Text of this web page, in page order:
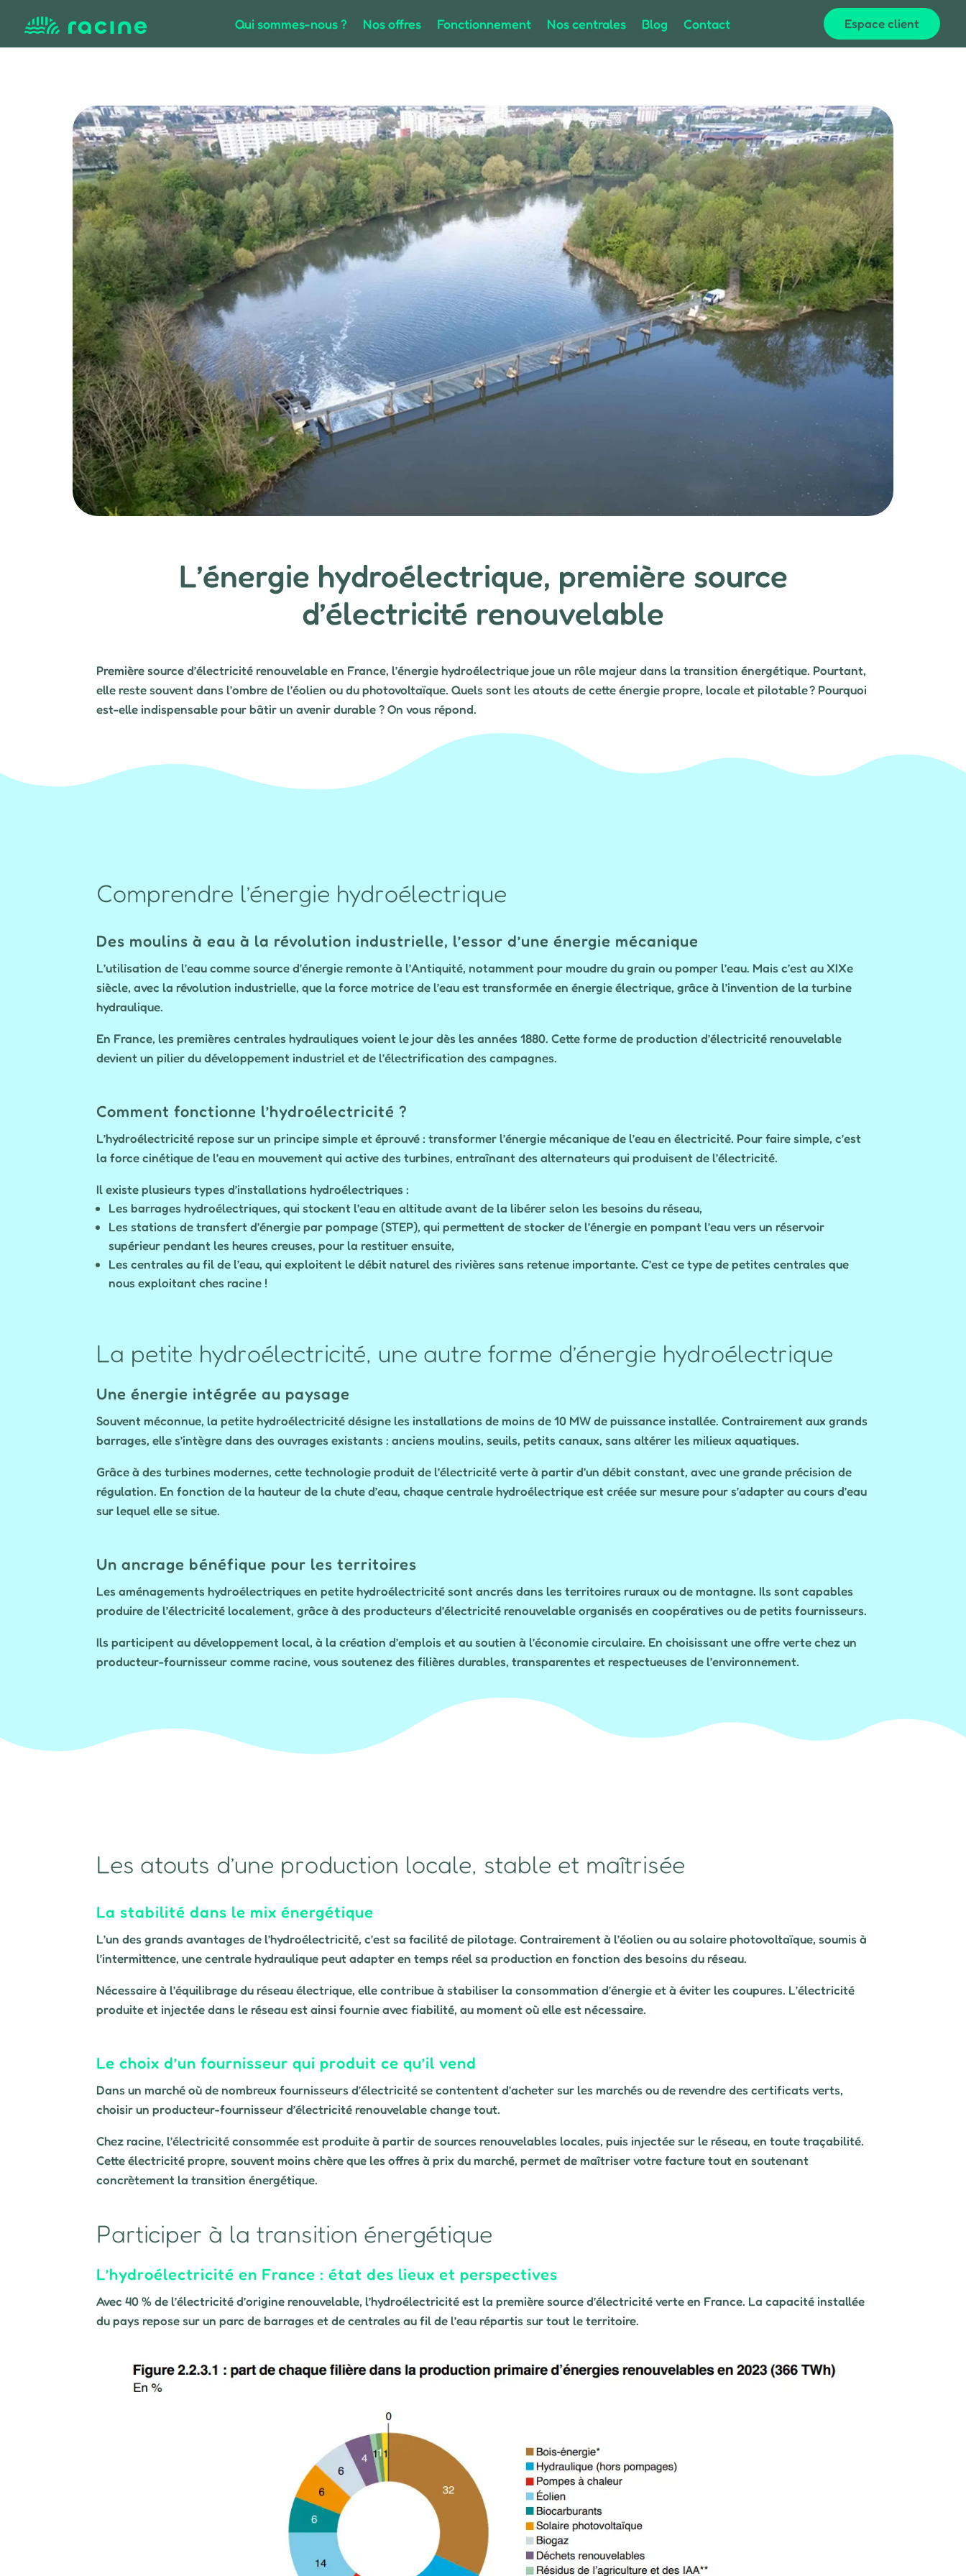
Qui sommes-nous ? Nos offres Fonctionnement Nos centrales Blog Contact Espace client
L’énergie hydroélectrique, première source
d’électricité renouvelable
Première source d’électricité renouvelable en France, l’énergie hydroélectrique joue un rôle majeur dans la transition énergétique. Pourtant,
elle reste souvent dans l’ombre de l’éolien ou du photovoltaïque. Quels sont les atouts de cette énergie propre, locale et pilotable ? Pourquoi
est-elle indispensable pour bâtir un avenir durable ? On vous répond.
Comprendre l’énergie hydroélectrique
Des moulins à eau à la révolution industrielle, l’essor d’une énergie mécanique
L’utilisation de l’eau comme source d’énergie remonte à l’Antiquité, notamment pour moudre du grain ou pomper l’eau. Mais c’est au XIXe
siècle, avec la révolution industrielle, que la force motrice de l’eau est transformée en énergie électrique, grâce à l’invention de la turbine
hydraulique.
En France, les premières centrales hydrauliques voient le jour dès les années 1880. Cette forme de production d’électricité renouvelable
devient un pilier du développement industriel et de l’électrification des campagnes.
Comment fonctionne l’hydroélectricité ?
L’hydroélectricité repose sur un principe simple et éprouvé : transformer l’énergie mécanique de l’eau en électricité. Pour faire simple, c’est
la force cinétique de l’eau en mouvement qui active des turbines, entraînant des alternateurs qui produisent de l’électricité.
Il existe plusieurs types d’installations hydroélectriques :
Les barrages hydroélectriques, qui stockent l’eau en altitude avant de la libérer selon les besoins du réseau,
Les stations de transfert d’énergie par pompage (STEP), qui permettent de stocker de l’énergie en pompant l’eau vers un réservoir
supérieur pendant les heures creuses, pour la restituer ensuite,
Les centrales au fil de l’eau, qui exploitent le débit naturel des rivières sans retenue importante. C’est ce type de petites centrales que
nous exploitant ches racine !
La petite hydroélectricité, une autre forme d’énergie hydroélectrique
Une énergie intégrée au paysage
Souvent méconnue, la petite hydroélectricité désigne les installations de moins de 10 MW de puissance installée. Contrairement aux grands
barrages, elle s’intègre dans des ouvrages existants : anciens moulins, seuils, petits canaux, sans altérer les milieux aquatiques.
Grâce à des turbines modernes, cette technologie produit de l’électricité verte à partir d’un débit constant, avec une grande précision de
régulation. En fonction de la hauteur de la chute d’eau, chaque centrale hydroélectrique est créée sur mesure pour s’adapter au cours d’eau
sur lequel elle se situe.
Un ancrage bénéfique pour les territoires
Les aménagements hydroélectriques en petite hydroélectricité sont ancrés dans les territoires ruraux ou de montagne. Ils sont capables
produire de l’électricité localement, grâce à des producteurs d’électricité renouvelable organisés en coopératives ou de petits fournisseurs.
Ils participent au développement local, à la création d’emplois et au soutien à l’économie circulaire. En choisissant une offre verte chez un
producteur-fournisseur comme racine, vous soutenez des filières durables, transparentes et respectueuses de l’environnement.
Les atouts d’une production locale, stable et maîtrisée
La stabilité dans le mix énergétique
L’un des grands avantages de l’hydroélectricité, c’est sa facilité de pilotage. Contrairement à l’éolien ou au solaire photovoltaïque, soumis à
l’intermittence, une centrale hydraulique peut adapter en temps réel sa production en fonction des besoins du réseau.
Nécessaire à l’équilibrage du réseau électrique, elle contribue à stabiliser la consommation d’énergie et à éviter les coupures. L’électricité
produite et injectée dans le réseau est ainsi fournie avec fiabilité, au moment où elle est nécessaire.
Le choix d’un fournisseur qui produit ce qu’il vend
Dans un marché où de nombreux fournisseurs d’électricité se contentent d’acheter sur les marchés ou de revendre des certificats verts,
choisir un producteur-fournisseur d’électricité renouvelable change tout.
Chez racine, l’électricité consommée est produite à partir de sources renouvelables locales, puis injectée sur le réseau, en toute traçabilité.
Cette électricité propre, souvent moins chère que les offres à prix du marché, permet de maîtriser votre facture tout en soutenant
concrètement la transition énergétique.
Participer à la transition énergétique
L’hydroélectricité en France : état des lieux et perspectives
Avec 40 % de l’électricité d’origine renouvelable, l’hydroélectricité est la première source d’électricité verte en France. La capacité installée
du pays repose sur un parc de barrages et de centrales au fil de l’eau répartis sur tout le territoire.